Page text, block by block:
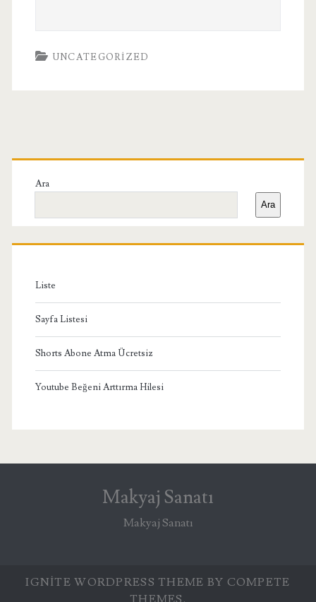
UNCATEGORIZED
Birincil
Yan
Menü
Ara
Ara
Liste
Sayfa Listesi
Shorts Abone Atma Ücretsiz
Youtube Beğeni Arttırma Hilesi
Makyaj Sanatı
Makyaj Sanatı
IGNITE WORDPRESS THEME BY COMPETE
THEMES.